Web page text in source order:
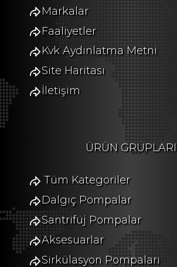
Markalar
Faaliyetler
Kvk Aydınlatma Metni
Site Haritası
İletişim
ÜRÜN GRUPLARI
Tüm Kategoriler
Dalgıç Pompalar
Santrifüj Pompalar
Aksesuarlar
Sirkülasyon Pompaları